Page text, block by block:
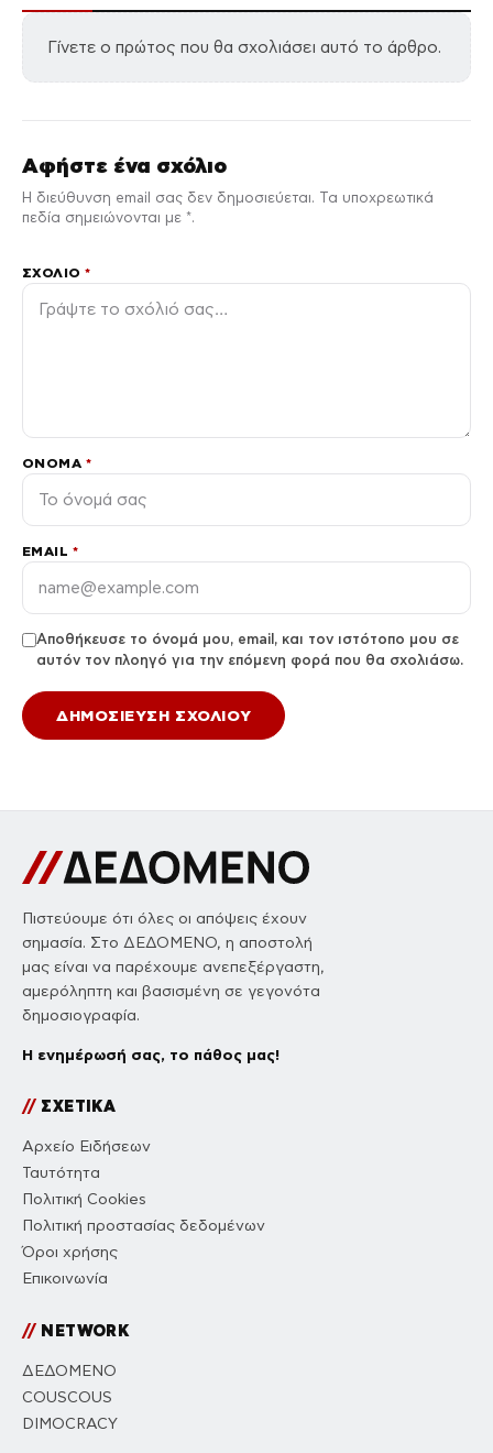
Γίνετε ο πρώτος που θα σχολιάσει αυτό το άρθρο.
Αφήστε ένα σχόλιο
Η διεύθυνση email σας δεν δημοσιεύεται. Τα υποχρεωτικά
πεδία σημειώνονται με *.
ΣΧΌΛΙΟ*
ΌΝΟΜΑ *
EMAIL *
Αποθήκευσε το όνομά μου, email, και τον ιστότοπο μου σε
αυτόν τον πλοηγό για την επόμενη φορά που θα σχολιάσω.
Πιστεύουμε ότι όλες οι απόψεις έχουν
σημασία. Στο ΔΕΔΟΜΕΝΟ, η αποστολή
μας είναι να παρέχουμε ανεπεξέργαστη,
αμερόληπτη και βασισμένη σε γεγονότα
δημοσιογραφία.
Η ενημέρωσή σας, το πάθος μας!
//ΣΧΕΤΙΚΑ
Αρχείο Ειδήσεων
Ταυτότητα
Πολιτική Cookies
Πολιτική προστασίας δεδομένων
Όροι χρήσης
Επικοινωνία
//NETWORK
ΔΕΔΟΜΕΝΟ
COUSCOUS
DIMOCRACY